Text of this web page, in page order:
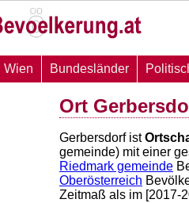
Wien Bundesländer
Ort
Gerbersdorf ist
gemeinde) mit einer
Riedmark gemeinde
Oberösterreich
Zeitmaß als im [2017-